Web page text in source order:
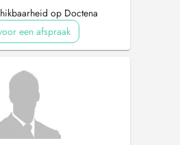
op Doctena
een afspraak